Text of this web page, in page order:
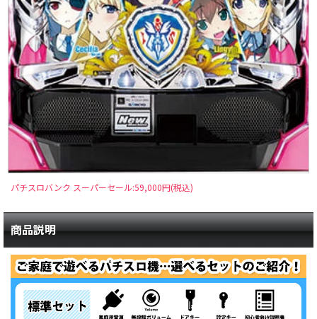
パチスロバンク スーパーセール:59,000円(税込)
商品説明